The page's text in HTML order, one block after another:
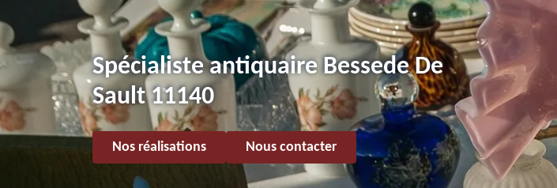
Spécialiste antiquaire Bessede De
Sault 11140
Nos réalisations Nous contacter